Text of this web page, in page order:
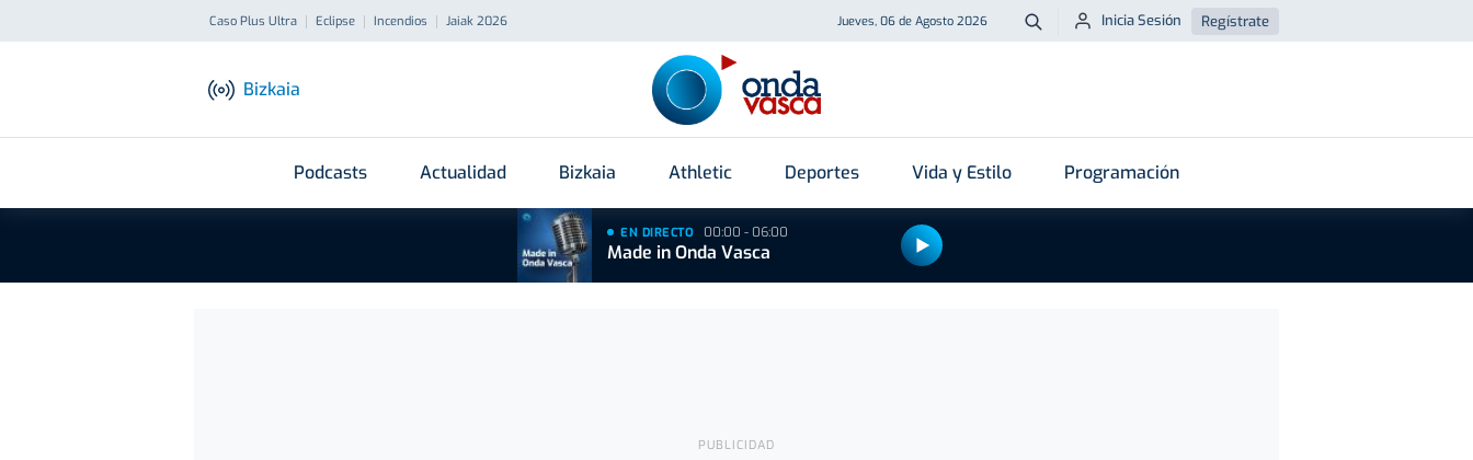
Caso Plus Ultra Eclipse Incendios Jaiak 2026 Jueves, 06 de Agosto 2026 Buscar
Inicia Sesión Regístrate
Bizkaia
Podcasts Actualidad Bizkaia Athletic Deportes Vida y Estilo Programación
EN DIRECTO 00:00 - 06:00
Made in Onda Vasca